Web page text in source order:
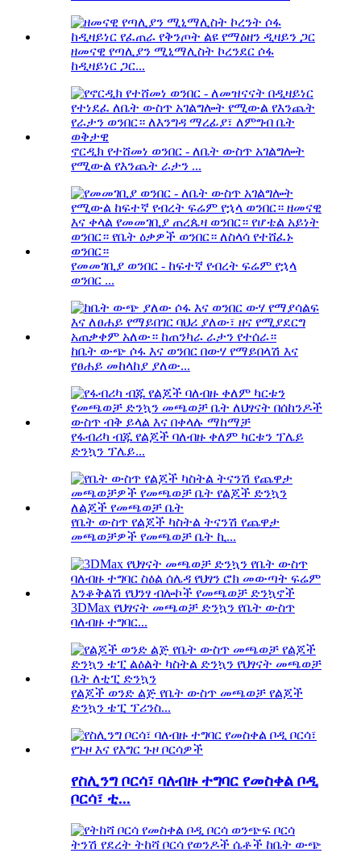
ዘመናዊ የጣሊያን ሚኒማሊስት ኮረንደር ሶፋ
ከዲዛይነር ጋር...
ኖርዲክ የተሸመነ ወንበር - ለቤት ውስጥ አገልግሎት
የሚውል የእንጨት ራታን ...
የመመገቢያ ወንበር - ከፍተኛ የብረት ፍሬም የኋላ
ወንበር ...
ከቤት ውጭ ሶፋ እና ወንበር በውሃ የማይበላሽ እና
የፀሐይ መከላከያ ያለው...
የፋብሪካ ብጁ የልጆች ባለብዙ ቀለም ካርቱን ፕሌይ
ድንኳን ፕሌይ...
የቤት ውስጥ የልጆች ካስትል ትናንሽ የጨዋታ
መጫወቻዎች የመጫወቻ ቤት ኪ...
3DMax የህፃናት መጫወቻ ድንኳን የቤት ውስጥ
ባለብዙ ተግባር...
የልጆች ወንድ ልጅ የቤት ውስጥ መጫወቻ የልጆች
ድንኳን ቴፒ ፕሪንስ...
የስሊንግ ቦርሳ፣ ባለብዙ ተግባር የመስቀል ቦዲ
ቦርሳ፣ ቲ...